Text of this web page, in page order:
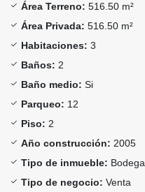
Área Terreno: 516.50 m²
Área Privada: 516.50 m²
Habitaciones: 3
Baños: 2
Baño medio: Si
Parqueo: 12
Piso: 2
Año construcción: 2005
Tipo de inmueble: Bodega
Tipo de negocio: Venta